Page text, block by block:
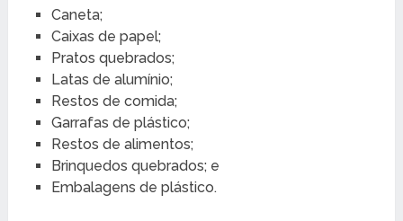
Caneta;
Caixas de papel;
Pratos quebrados;
Latas de alumínio;
Restos de comida;
Garrafas de plástico;
Restos de alimentos;
Brinquedos quebrados; e
Embalagens de plástico.